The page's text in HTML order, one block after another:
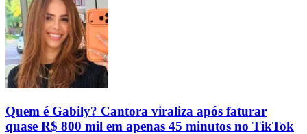
Quem é Gabily? Cantora viraliza após faturar
quase R$ 800 mil em apenas 45 minutos no TikTok